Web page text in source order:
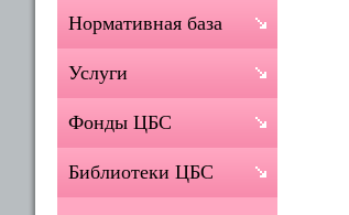
Нормативная база
Услуги
Фонды ЦБС
Библиотеки ЦБС